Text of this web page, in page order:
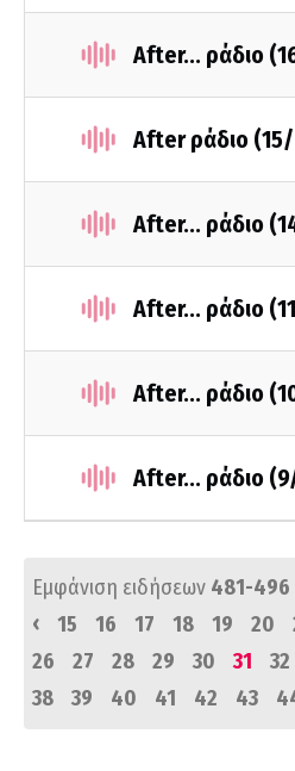
After... ράδιο
After ράδιο
After... ράδιο
After... ράδιο
After... ράδιο
After... ράδιο
Εμφάνιση ειδήσεων 481-496
‹
15 16 17 18 19 20
26
27 28 29 30 31 32
38
39 40 41 42 43